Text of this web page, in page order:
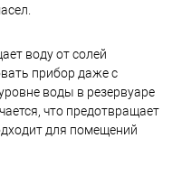
воду от солей
прибор даже с
воды в резервуаре
что предотвращает
для помещений